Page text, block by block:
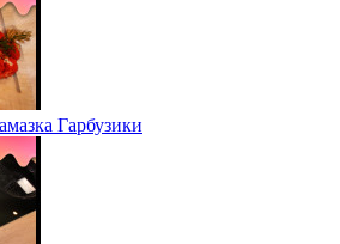
Гарбузики